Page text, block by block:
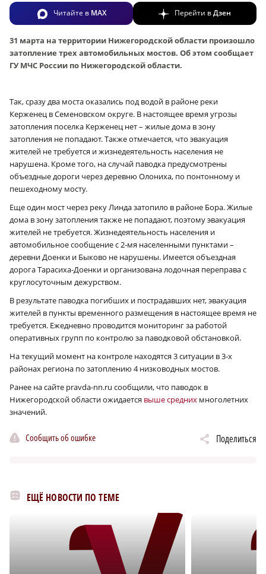
Читайте в MAX Перейти вДзен
31 марта на территории Нижегородской области произошло
затопление трех автомобильных мостов. Об этом сообщает
ГУ МЧС России по Нижегородской области.
Так, сразу два моста оказались под водой в районе реки
Керженец в Семеновском округе. В настоящее время угрозы
затопления поселка Керженец нет – жилые дома в зону
затопления не попадают.Также отмечается, что эвакуация
жителей не требуется и жизнедеятельность населения не
нарушена. Кроме того, на случай паводка предусмотрены
объездные дороги через деревню Олониха, по понтонному и
пешеходному мосту.
Еще один мост через реку Линда затопило в районе Бора. Жилые
дома в зону затопления также не попадают, поэтому эвакуация
жителей не требуется.Жизнедеятельность населения и
автомобильное сообщение с 2‑мя населенными пунктами –
деревни Доенки и Быково не нарушены. Имеется объездная
дорога Тарасиха-Доенки и организована лодочная переправа с
круглосуточным дежурством.
В результате паводка погибших и пострадавших нет, эвакуация
жителей в пункты временного размещения в настоящее время не
требуется. Ежедневно проводится мониторинг за работой
оперативных групп по контролю за паводковой обстановкой.
На текущий момент на контроле находятся 3 ситуации в 3‑х
районах региона по затоплению 4 низководных мостов.
Ранее на сайте pravda-nn.ru сообщили, что паводок в
Нижегородской области ожидается выше средних многолетних
значений.
Сообщить об ошибке Поделиться
ЕЩЁ НОВОСТИ ПО ТЕМЕ